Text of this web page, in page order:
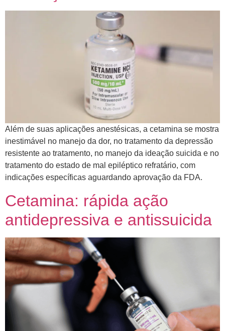
Além de suas aplicações anestésicas, a cetamina se mostra
inestimável no manejo da dor, no tratamento da depressão
resistente ao tratamento, no manejo da ideação suicida e no
tratamento do estado de mal epiléptico refratário, com
indicações específicas aguardando aprovação da FDA.
Cetamina: rápida ação
antidepressiva e antissuicida